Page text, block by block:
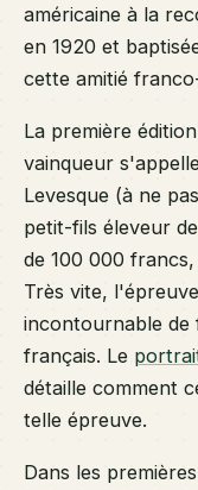
américaine à la
en 1920 et
cette amitié
La première
vainqueur
Levesque (à ne
petit-fils éleveur
de 100 000
Très vite,
incontournable de
français. Le
détaille comment
telle épreuve.
Dans les